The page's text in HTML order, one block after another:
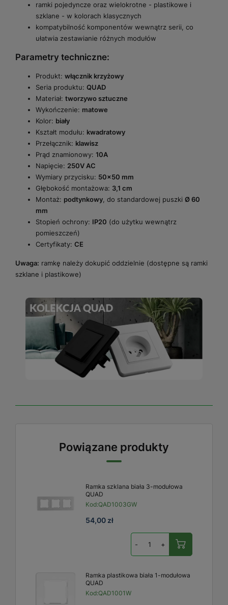
ramki pojedyncze oraz wielokrotne - plastikowe i
szklane - w kolorach klasycznych
kompatybilność komponentów wewnątrz serii, co
ułatwia zestawianie różnych modułów
Parametry techniczne:
Produkt: włącznik krzyżowy
Seria produktu: QUAD
Materiał: tworzywo sztuczne
Wykończenie: matowe
Kolor: biały
Kształt modułu: kwadratowy
Przełącznik: klawisz
Prąd znamionowy: 10A
Napięcie: 250V AC
Wymiary przycisku: 50x50 mm
Głębokość montażowa: 3,1 cm
Montaż: podtynkowy, do standardowej puszki Ø 60
mm
Stopień ochrony: IP20 (do użytku wewnątrz
pomieszczeń)
Certyfikaty: CE
Uwaga: ramkę należy dokupić oddzielnie (dostępne są ramki
szklane i plastikowe)
Powiązane produkty
Ramka szklana biała 3-modułowa
QUAD
Kod:QAD1003GW
54,00 zł
- +
Ramka plastikowa biała 1-modułowa
QUAD
Kod:QAD1001W